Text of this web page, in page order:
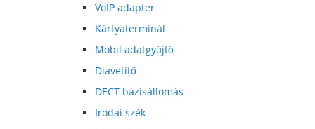
VoIP adapter
Kártyaterminál
Mobil adatgyűjtő
Diavetítő
DECT bázisállomás
Irodai szék